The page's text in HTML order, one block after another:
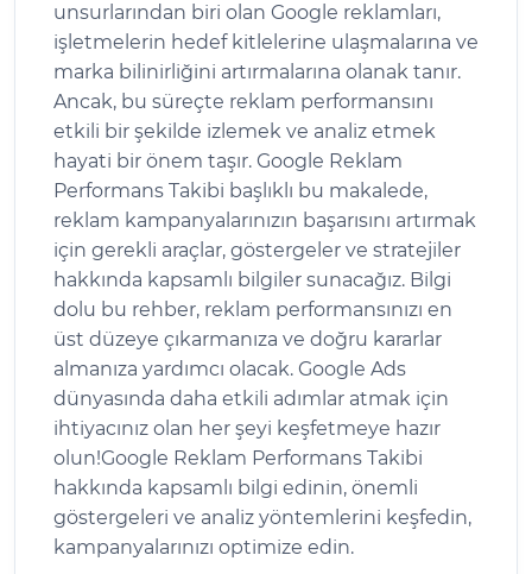
unsurlarından biri olan Google reklamları,
işletmelerin hedef kitlelerine ulaşmalarına ve
marka bilinirliğini artırmalarına olanak tanır.
Ancak, bu süreçte reklam performansını
etkili bir şekilde izlemek ve analiz etmek
hayati bir önem taşır. Google Reklam
Performans Takibi başlıklı bu makalede,
reklam kampanyalarınızın başarısını artırmak
için gerekli araçlar, göstergeler ve stratejiler
hakkında kapsamlı bilgiler sunacağız. Bilgi
dolu bu rehber, reklam performansınızı en
üst düzeye çıkarmanıza ve doğru kararlar
almanıza yardımcı olacak. Google Ads
dünyasında daha etkili adımlar atmak için
ihtiyacınız olan her şeyi keşfetmeye hazır
olun!Google Reklam Performans Takibi
hakkında kapsamlı bilgi edinin, önemli
göstergeleri ve analiz yöntemlerini keşfedin,
kampanyalarınızı optimize edin.